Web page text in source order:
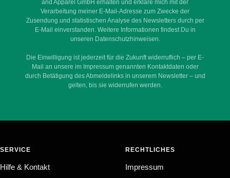
and Apparel GmbH erhalten und erkläre mich mit der
Verarbeitung meiner E-Mail-Adresse zum Zwecke der
Zusendung und statistischen Analyse des Newsletters durch per
E-Mail einverstanden. Weitere Informationen findest Du in
unseren Datenschutzhinweisen.
Die Einwilligung ist jederzeit für die Zukunft widerruflich – per E-
Mail an unsere im Impressum genannten Kontaktdaten oder
durch Betätigung des Abmeldelinks in unserem Newsletter – und
gelten, bis sie widerrufen werden.
SERVICE
Hilfe & Kontakt
RECHTLICHES
Impressum